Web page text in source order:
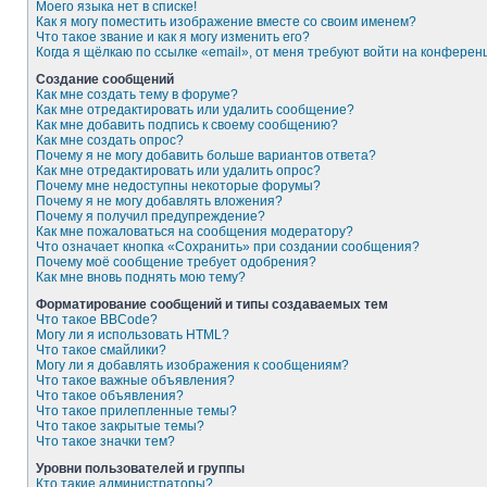
Моего языка нет в списке!
Как я могу поместить изображение вместе со своим именем?
Что такое звание и как я могу изменить его?
Когда я щёлкаю по ссылке «email», от меня требуют войти на
Создание сообщений
Как мне создать тему в форуме?
Как мне отредактировать или удалить сообщение?
Как мне добавить подпись к своему сообщению?
Как мне создать опрос?
Почему я не могу добавить больше вариантов ответа?
Как мне отредактировать или удалить опрос?
Почему мне недоступны некоторые форумы?
Почему я не могу добавлять вложения?
Почему я получил предупреждение?
Как мне пожаловаться на сообщения модератору?
Что означает кнопка «Сохранить» при создании сообщения?
Почему моё сообщение требует одобрения?
Как мне вновь поднять мою тему?
Форматирование сообщений и типы создаваемых тем
Что такое BBCode?
Могу ли я использовать HTML?
Что такое смайлики?
Могу ли я добавлять изображения к сообщениям?
Что такое важные объявления?
Что такое объявления?
Что такое прилепленные темы?
Что такое закрытые темы?
Что такое значки тем?
Уровни пользователей и группы
Кто такие администраторы?